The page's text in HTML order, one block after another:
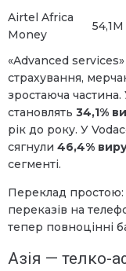
Airtel Africa
Money
54,1M
«Advanced
страхування,
зростаюча
становлять 34,1%
рік до року. У
сягнули 46,4%
сегменті.
Переклад
переказів на
тепер повноцінні
Азія — телко-